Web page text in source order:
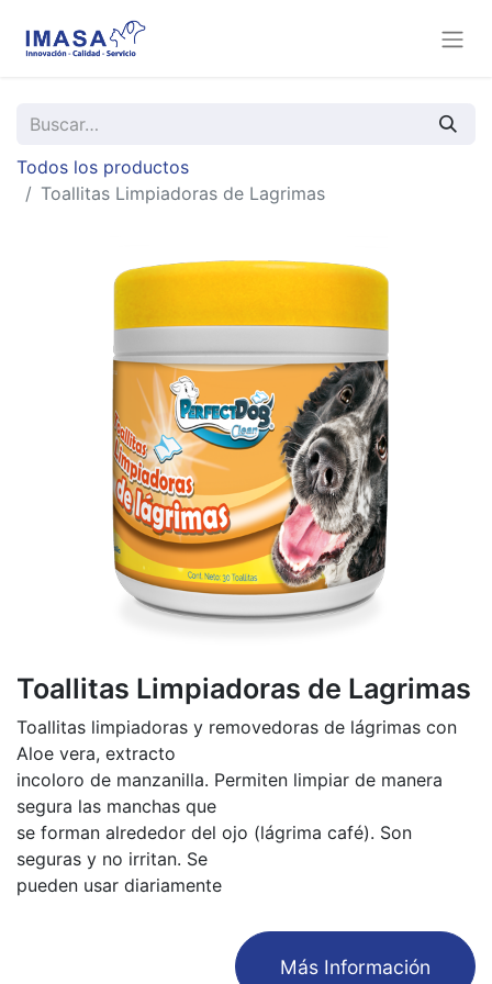
Todos los productos
Toallitas Limpiadoras de Lagrimas
Toallitas Limpiadoras de Lagrimas
Toallitas limpiadoras y removedoras de lágrimas con
Aloe vera, extracto
incoloro de manzanilla. Permiten limpiar de manera
segura las manchas que
se forman alrededor del ojo (lágrima café). Son
seguras y no irritan. Se
pueden usar diariamente
​Más Información